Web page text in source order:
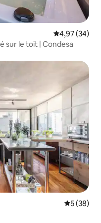
Note
4,97 (34)
sur le toit | Condesa
plus aimés
Note
5 (38)